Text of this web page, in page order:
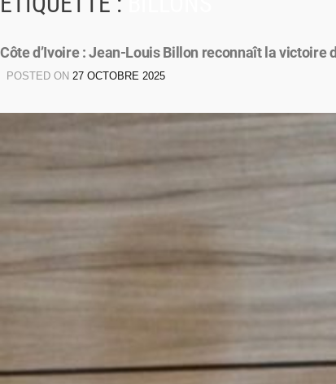
Côte d’Ivoire : Jean-Louis Billon reconnaît la victoire
POSTED ON 27 OCTOBRE 2025